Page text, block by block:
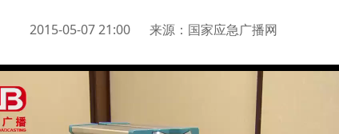
2015-05-07 21:00 来源： 国家应急广播网